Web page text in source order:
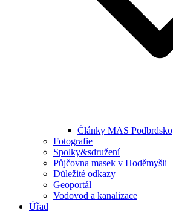
Články MAS Podbrdsko
Fotografie
Spolky&sdružení
Půjčovna masek v Hoděmyšli
Důležité odkazy
Geoportál
Vodovod a kanalizace
Úřad